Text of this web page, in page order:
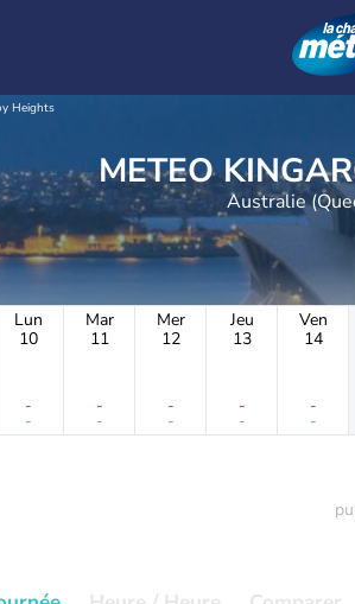
Heights
METEO
Australie
Lun
10
-
-
Mar
11
-
-
Mer
12
-
-
Jeu
13
-
-
Ven
14
-
-